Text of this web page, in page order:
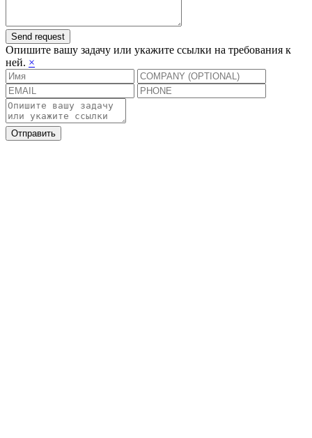
Send request
Опишите вашу задачу или укажите ссылки на требования к
ней. ×
Отправить